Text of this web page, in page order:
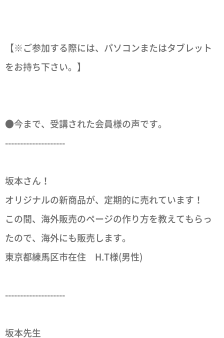
【※ご参加する際には、パソコンまたはタブレット
をお持ち下さい。】
●今まで、受講された会員様の声です。
--------------------
坂本さん！
オリジナルの新商品が、定期的に売れています！
この間、海外販売のページの作り方を教えてもらっ
たので、海外にも販売します。
東京都練馬区市在住 H.T様(男性)
--------------------
坂本先生